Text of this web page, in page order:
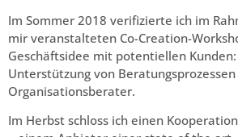
Im Sommer 2018 verifizierte ich im
mir veranstalteten Co-Creation-
Geschäftsidee mit potentiellen
Unterstützung von
Organisationsberater.
Im Herbst schloss ich einen